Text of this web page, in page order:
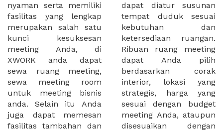
nyaman serta memiliki
fasilitas yang lengkap
merupakan salah satu
kunci kesuksesan
meeting Anda, di
XWORK anda dapat
sewa ruang meeting,
sewa meeting room
untuk meeting bisnis
anda. Selain itu Anda
juga dapat memesan
fasilitas tambahan dan
dapat diatur susunan
tempat duduk sesuai
kebutuhan dan
ketersediaan ruangan.
Ribuan ruang meeting
dapat Anda pilih
berdasarkan corak
interior, lokasi yang
strategis, harga yang
sesuai dengan budget
meeting Anda, ataupun
disesuaikan dengan